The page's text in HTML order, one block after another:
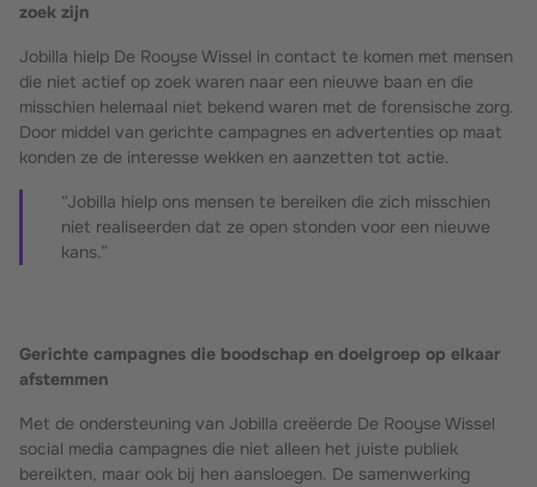
zoek zijn
Jobilla hielp De Rooyse Wissel in contact te komen met mensen
die niet actief op zoek waren naar een nieuwe baan en die
misschien helemaal niet bekend waren met de forensische zorg.
Door middel van gerichte campagnes en advertenties op maat
konden ze de interesse wekken en aanzetten tot actie.
“Jobilla hielp ons mensen te bereiken die zich misschien
niet realiseerden dat ze open stonden voor een nieuwe
kans.”
Gerichte campagnes die boodschap en doelgroep op elkaar
afstemmen
Met de ondersteuning van Jobilla creëerde De Rooyse Wissel
social media campagnes die niet alleen het juiste publiek
bereikten, maar ook bij hen aansloegen. De samenwerking